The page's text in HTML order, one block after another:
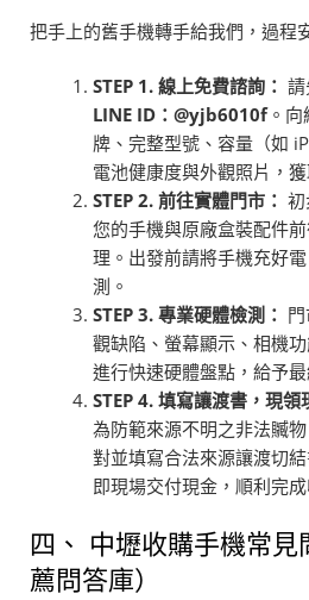
把手上的舊手機轉手給我們，過程
STEP 1.線上免費諮詢：
LINE ID：@yjb6010f。向
牌、完整型號、容量（如
電池健康度與外觀照片，
STEP 2.前往實體門市：
您的手機與原廠盒裝配件
理。出發前請將手機充好
測。
STEP 3.專業硬體檢測：
觀缺陷、螢幕顯示、相機
進行快速硬體盤點，給予
STEP 4.填寫讓渡書，現領
為防範來源不明之非法贓
對並填寫合法來源讓渡切
即現場交付現金，順利完成
四、 中壢收購手機常見
薦問答庫）